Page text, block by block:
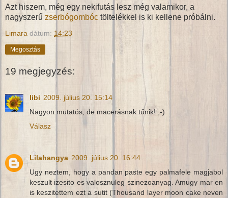
Azt hiszem, még egy nekifutás lesz még valamikor, a
nagyszerű zserbógombóc töltelékkel is ki kellene próbálni.
Limara dátum: 14:23
Megosztás
19 megjegyzés:
libi 2009. július 20. 15:14
Nagyon mutatós, de macerásnak tűnik! ;-)
Válasz
Lilahangya 2009. július 20. 16:44
Ugy neztem, hogy a pandan paste egy palmafele magjabol
keszult izesito es valosznuleg szinezoanyag. Amugy mar en
is keszitettem ezt a sutit (Thousand layer moon cake neven